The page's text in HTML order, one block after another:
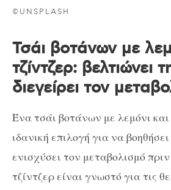
©UNSPLASH
Τσάι βοτάνων με
τζίντζερ: βελτιώνει
διεγείρει τον
Ένα τσάι βοτάνων με λεμόνι και
ιδανική επιλογή για να
ενισχύσει τον μεταβολισμό
τζίντζερ είναι γνωστό για τις